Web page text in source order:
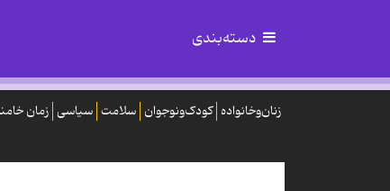
دسته‌بندی
زنان‌وخانواده کودک‌ونوجوان سلامت سیاسی زمان